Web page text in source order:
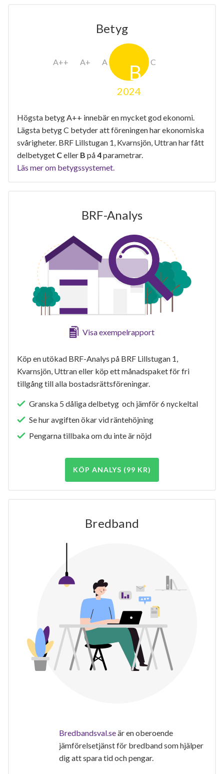
Betyg
2024
Högsta betyg A++ innebär en mycket god ekonomi.
Lägsta betyg C betyder att föreningen har ekonomiska
svårigheter. BRF Lillstugan 1, Kvarnsjön, Uttran har fått
delbetyget Celler B på4parametrar.
Läs mer om betygssystemet.
BRF-Analys
Visa exempelrapport
Köp en utökad BRF-Analys på BRF Lillstugan 1,
Kvarnsjön, Uttran eller köp ett månadspaket för fri
tillgång till alla bostadsrättsföreningar.
Granska 5 dåliga delbetyg och jämför 6 nyckeltal
Se hur avgiften ökar vid räntehöjning
Pengarna tillbaka om du inte är nöjd
KÖP ANALYS (99 KR)
Bredband
Bredbandsval.seär en oberoende
jämförelsetjänst för bredband som hjälper
dig att spara tid och pengar.